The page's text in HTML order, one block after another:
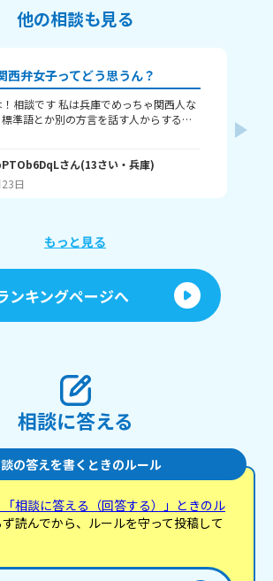
他の相談も見る
西弁女子ってどう思うん？
！相談です 私は兵庫でめっちゃ関西人な
準語とか別の方言を話す人からする
々ボケとツッコミとかなさそうやし、
持たれんのかなぁって！ 別に普通の時
に？まあゆるめにみんな使っとぉけど、
普通の会話で話す時も、気が強そうみた
す！
さん(13さい・ 兵庫)
日
もっと見る
ンキングページへ
相談に答える
の答えを書くときのルール
「相談に答える（回答する）」ときのル
読んでから、ルールを守って投稿して